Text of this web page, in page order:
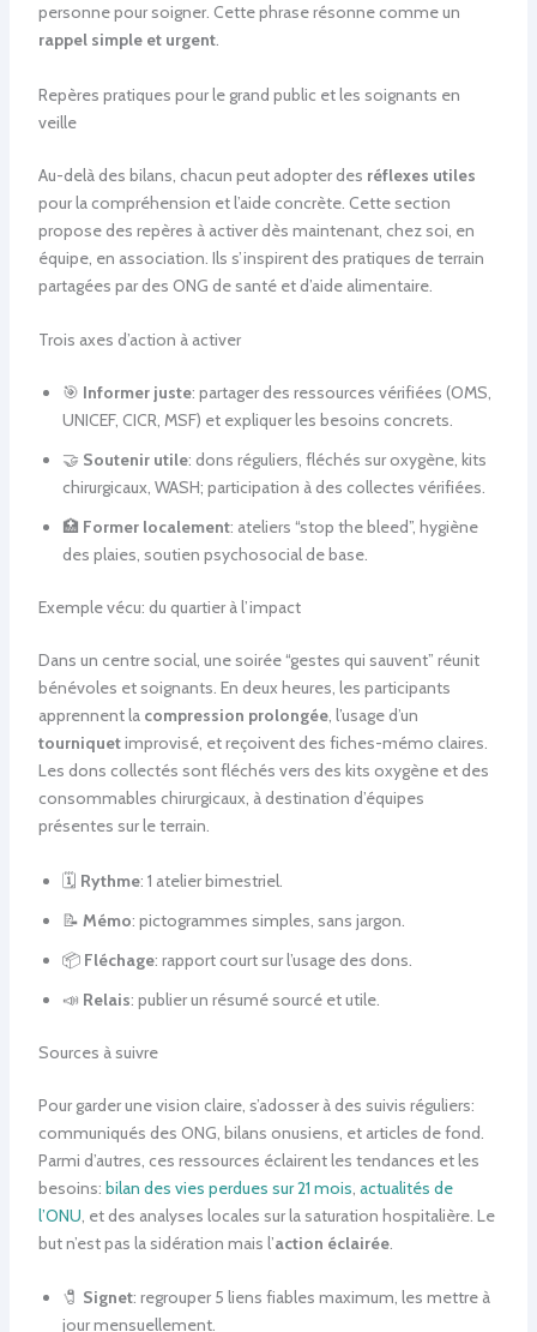
personne pour soigner. Cette phrase résonne comme un
rappel simple et urgent.
Repères pratiques pour le grand public et les soignants en
veille
Au-delà des bilans, chacun peut adopter des réflexes utiles
pour la compréhension et l’aide concrète. Cette section
propose des repères à activer dès maintenant, chez soi, en
équipe, en association. Ils s’inspirent des pratiques de terrain
partagées par des ONG de santé et d’aide alimentaire.
Trois axes d’action à activer
🎯 Informer juste: partager des ressources vérifiées (OMS,
UNICEF, CICR, MSF) et expliquer les besoins concrets.
🤝 Soutenir utile: dons réguliers, fléchés sur oxygène, kits
chirurgicaux, WASH; participation à des collectes vérifiées.
🏥 Former localement: ateliers “stop the bleed”, hygiène
des plaies, soutien psychosocial de base.
Exemple vécu: du quartier à l’impact
Dans un centre social, une soirée “gestes qui sauvent” réunit
bénévoles et soignants. En deux heures, les participants
apprennent la compression prolongée, l’usage d’un
tourniquetimprovisé, et reçoivent des fiches-mémo claires.
Les dons collectés sont fléchés vers des kits oxygène et des
consommables chirurgicaux, à destination d’équipes
présentes sur le terrain.
🗓️ Rythme: 1 atelier bimestriel.
📝 Mémo: pictogrammes simples, sans jargon.
📦 Fléchage: rapport court sur l’usage des dons.
📣 Relais: publier un résumé sourcé et utile.
Sources à suivre
Pour garder une vision claire, s’adosser à des suivis réguliers:
communiqués des ONG, bilans onusiens, et articles de fond.
Parmi d’autres, ces ressources éclairent les tendances et les
besoins: bilan des vies perdues sur 21 mois actualités de
l’ONU , et des analyses locales sur la saturation hospitalière. Le
but n’est pas la sidération mais l’action éclairée.
🧷 Signet: regrouper 5 liens fiables maximum, les mettre à
jour mensuellement.